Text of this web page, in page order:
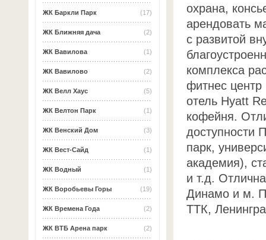
(17)
ЖК Баркли Парк
(2)
ЖК Ближняя дача
(1)
ЖК Вавилова
(2)
ЖК Вавилово
(5)
ЖК Велл Хаус
(1)
ЖК Велтон Парк
(3)
ЖК Венский Дом
(1)
ЖК Вест-Сайд
(1)
ЖК Водный
(19)
ЖК Воробьевы Горы
(2)
ЖК Времена Года
(2)
ЖК ВТБ Арена парк
охрана,
арендовать
с развитой
комплекса
фитнес центр
отель Hyatt
кофейня.
доступности
парк,
академия),
и т.д.
Динамо и м.
ТТК,